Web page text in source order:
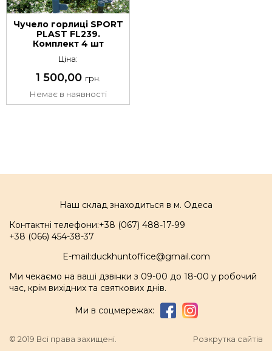
Чучело горлиці SPORT
PLAST FL239.
Комплект 4 шт
Ціна:
1 500,00 грн.
Немає в наявності
Наш склад знаходиться в м. Одеса
Контактні телефони:+38 (067) 488-17-99
+38 (066) 454-38-37
E-mail:duckhuntoffice@gmail.com
Ми чекаємо на ваші дзвінки з 09-00 до 18-00 у робочий
час, крім вихідних та святкових днів.
Ми в соцмережах:
© 2019 Всі права захищені. Розкрутка сайтів